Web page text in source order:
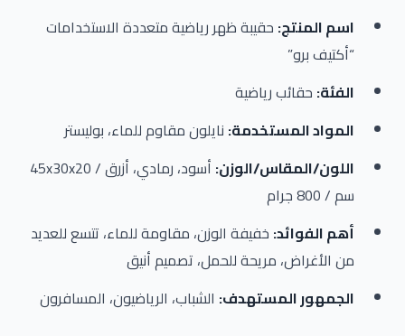
اسم المنتج: حقيبة ظهر رياضية متعددة الاستخدامات
“أكتيف برو”
الفئة: حقائب رياضية
المواد المستخدمة: نايلون مقاوم للماء، بوليستر
اللون/المقاس/الوزن:
أسود، رمادي، أزرق / 45x30x20
سم / 800 جرام
أهم الفوائد: خفيفة الوزن، مقاومة للماء، تتسع للعديد
من الأغراض، مريحة للحمل، تصميم أنيق
الجمهور المستهدف: الشباب، الرياضيون، المسافرون